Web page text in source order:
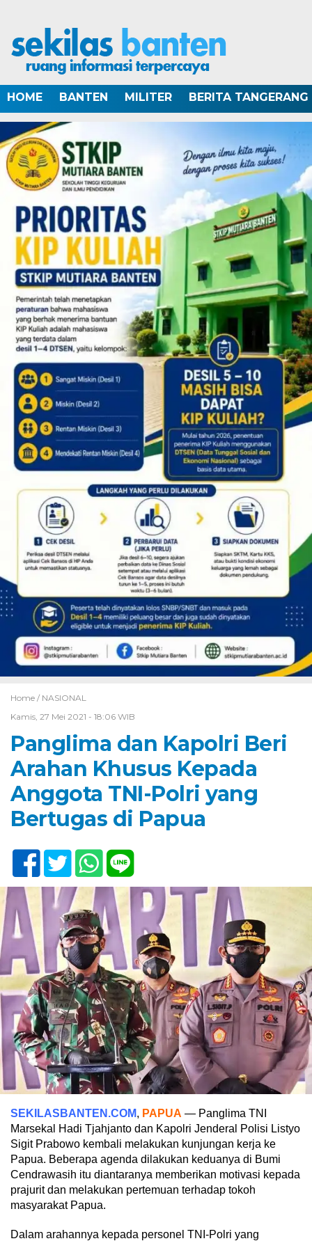
HOME BANTEN MILITER BERITA TANGERANG
Home / NASIONAL
Kamis, 27 Mei 2021 - 18:06 WIB
Panglima dan Kapolri Beri
Arahan Khusus Kepada
Anggota TNI-Polri yang
Bertugas di Papua
SEKILASBANTEN.COM, PAPUA — Panglima TNI
Marsekal Hadi Tjahjanto dan Kapolri Jenderal Polisi Listyo
Sigit Prabowo kembali melakukan kunjungan kerja ke
Papua. Beberapa agenda dilakukan keduanya di Bumi
Cendrawasih itu diantaranya memberikan motivasi kepada
prajurit dan melakukan pertemuan terhadap tokoh
masyarakat Papua.
Dalam arahannya kepada personel TNI-Polri yang